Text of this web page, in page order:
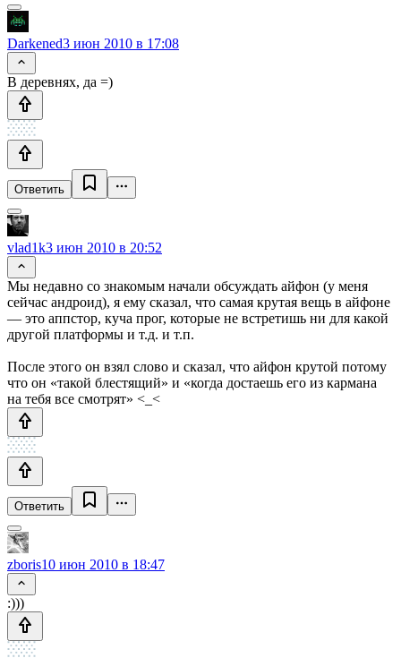
Darkened3 июн 2010 в 17:08
В деревнях, да =)
Ответить
vlad1k3 июн 2010 в 20:52
Мы недавно со знакомым начали обсуждать айфон (у меня
сейчас андроид), я ему сказал, что самая крутая вещь в айфоне
— это аппстор, куча прог, которые не встретишь ни для какой
другой платформы и т.д. и т.п.
После этого он взял слово и сказал, что айфон крутой потому
что он «такой блестящий» и «когда достаешь его из кармана
на тебя все смотрят» <_<
Ответить
zboris10 июн 2010 в 18:47
:)))